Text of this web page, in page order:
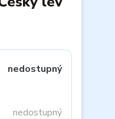
nedostupný
nedostupný